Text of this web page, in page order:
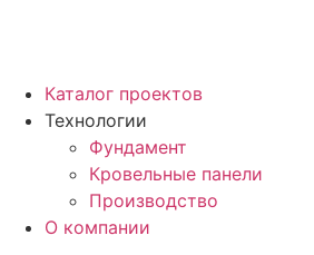
Каталог проектов
Технологии
Фундамент
Кровельные панели
Производство
О компании